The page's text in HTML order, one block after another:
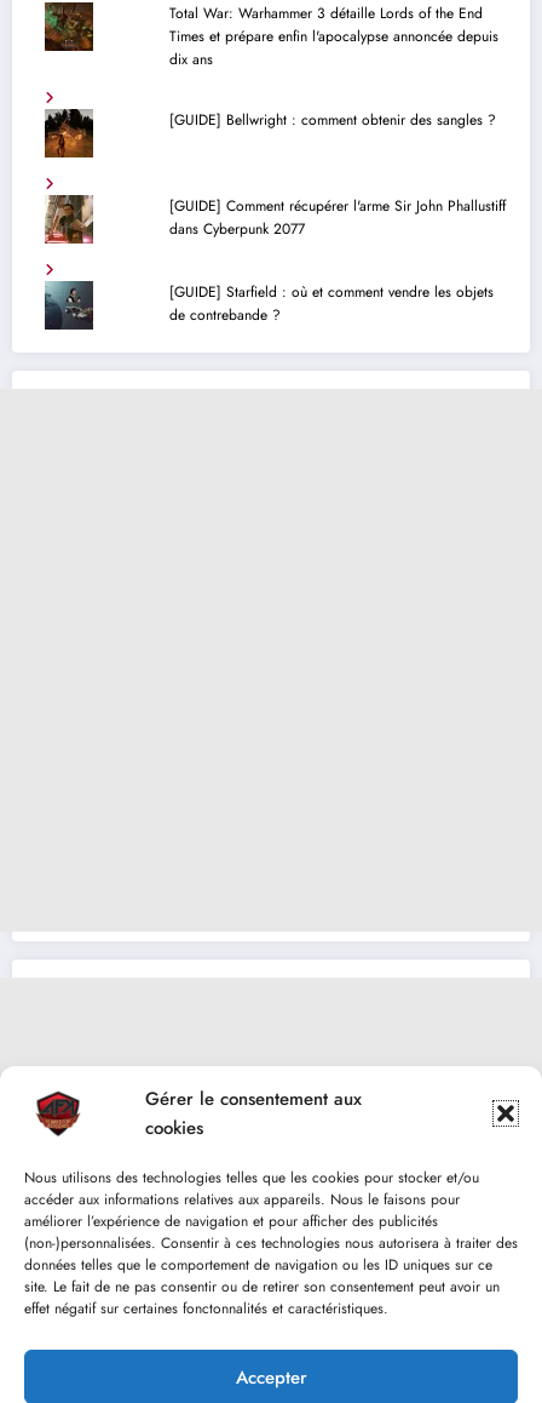
Gérer le consentement aux
cookies
Nous utilisons des technologies telles que les cookies pour stocker et/ou
accéder aux informations relatives aux appareils. Nous le faisons pour
améliorer l’expérience de navigation et pour afficher des publicités
(non-)personnalisées. Consentir à ces technologies nous autorisera à traiter des
données telles que le comportement de navigation ou les ID uniques sur ce
site. Le fait de ne pas consentir ou de retirer son consentement peut avoir un
effet négatif sur certaines fonctonnalités et caractéristiques.
Accepter
Total War: Warhammer 3 détaille Lords of the End
Times et prépare enfin l'apocalypse annoncée depuis
dix ans
[GUIDE] Bellwright : comment obtenir des sangles ?
[GUIDE] Comment récupérer l'arme Sir John Phallustiff
dans Cyberpunk 2077
[GUIDE] Starfield : où et comment vendre les objets
de contrebande ?